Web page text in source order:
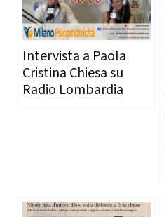
Intervista a Paola
Cristina Chiesa su
Radio Lombardia